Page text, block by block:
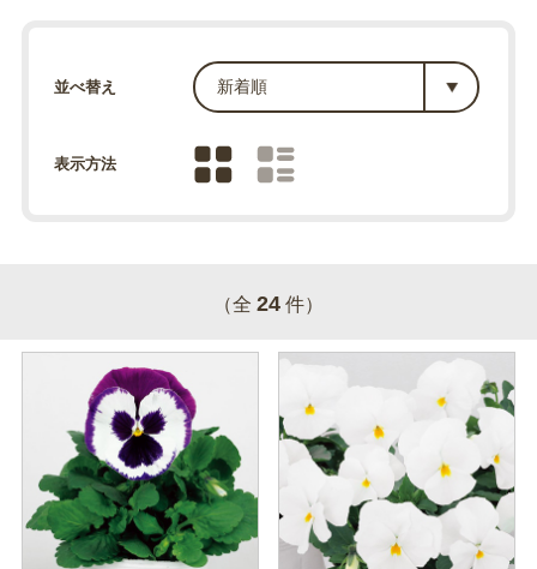
並べ替え
表示方法
（全 24 件）